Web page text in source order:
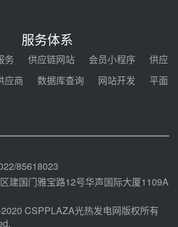
2026-2029年熔盐介质框架协议
中能建华中试研院中标重能新疆
100MW光热项目机组调试及性能
规模化助力构建绿色低碳电力供给
服务体系
务 供应链网站 会员小程序
供应
应商 数据库查询 网站开发
平面
85618023
建国门雅宝路12号华声国际大厦1109A
CSPPLAZA光热发电网版权所有